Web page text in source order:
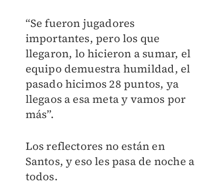
“Se fueron jugadores
importantes, pero los que
llegaron, lo hicieron a sumar, el
equipo demuestra humildad, el
pasado hicimos 28 puntos, ya
llegaos a esa meta y vamos por
más”.
Los reflectores no están en
Santos, y eso les pasa de noche a
todos.